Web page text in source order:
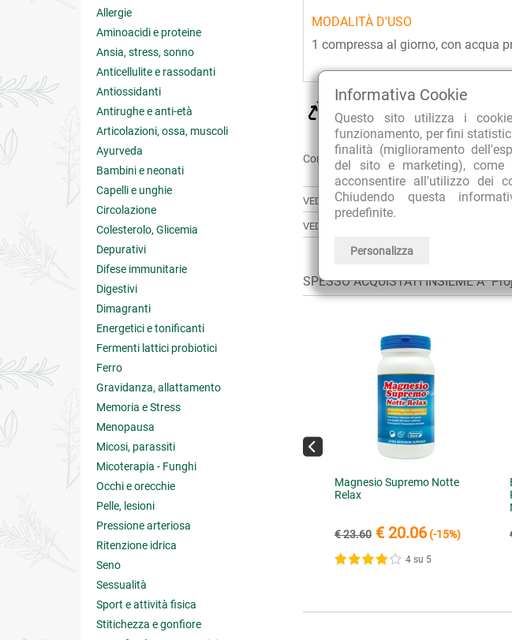
Informativa Cookie
Questo sito utilizza i
funzionamento, per fini
finalità (miglioramento
del sito e marketing), come
acconsentire all'utilizzo dei
Chiudendo questa
predefinite.
Personalizza
Allergie
Aminoacidi e proteine
Ansia, stress, sonno
Anticellulite e rassodanti
Antiossidanti
Antirughe e anti-età
Articolazioni, ossa, muscoli
Ayurveda
Bambini e neonati
Capelli e unghie
Circolazione
Colesterolo, Glicemia
Depurativi
Difese immunitarie
Digestivi
Dimagranti
Energetici e tonificanti
Fermenti lattici probiotici
Ferro
Gravidanza, allattamento
Memoria e Stress
Menopausa
Micosi, parassiti
Micoterapia - Funghi
Occhi e orecchie
Pelle, lesioni
Pressione arteriosa
Ritenzione idrica
Seno
Sessualità
Sport e attività fisica
Stitichezza e gonfiore
MODALITÀ D'USO
1 compressa al giorno, con acqua
CURA PER L'AMBIENTE
solo imballaggi riciclati
Condividi:
VEDI ANCHE: Rimedi antidolorifici e
VEDI TUTTI I PRODOTTI:
SPESSO ACQUISTATI INSIEME A
Magnesio Supremo Notte
Relax
€ 23.60 € 20.06 (-15%)
4 su 5
€ 62.82
Omega Mix